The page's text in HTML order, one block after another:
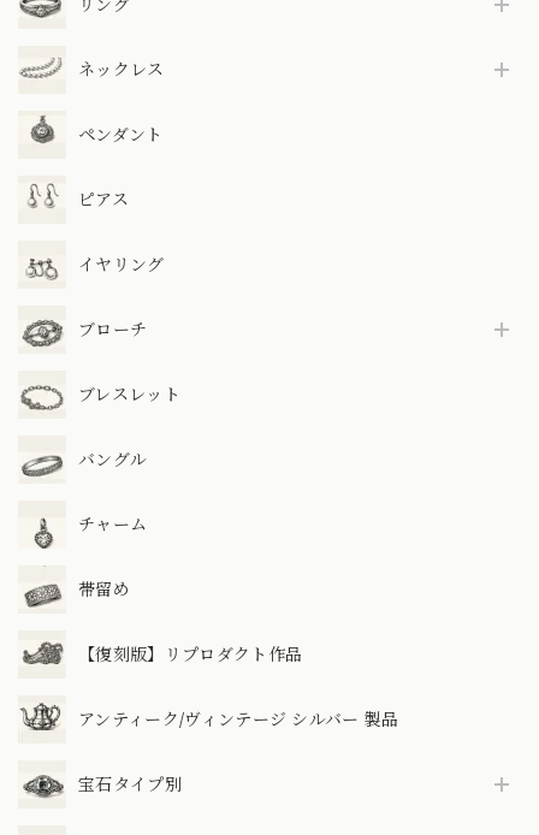
ネックレス
ペンダント
ピアス
イヤリング
ブローチ
ブレスレット
バングル
チャーム
帯留め
【復刻版】リプロダクト作品
アンティーク/ヴィンテージ シルバー 製品
宝石タイプ別